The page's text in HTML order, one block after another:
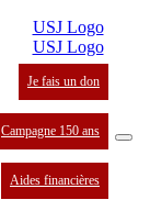
Je fais un don
Campagne 150 ans
Aides financières